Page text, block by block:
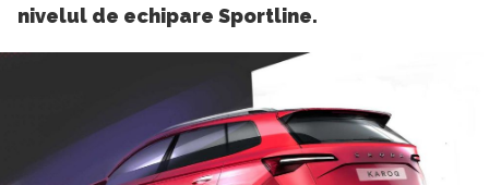
nivelul de echipare Sportline.